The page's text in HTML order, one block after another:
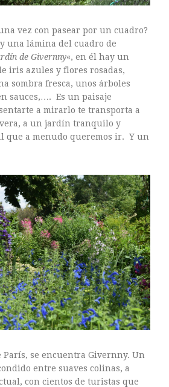
vez con pasear por un cuadro?
una lámina del cuadro de
de Givernny«, en él hay un
iris azules y flores rosadas,
sombra fresca, unos árboles
sauces,…. Es un paisaje
a mirarlo te transporta a
a un jardín tranquilo y
que a menudo queremos ir. Y un
París, se encuentra Givernny. Un
entre suaves colinas, a
con cientos de turistas que